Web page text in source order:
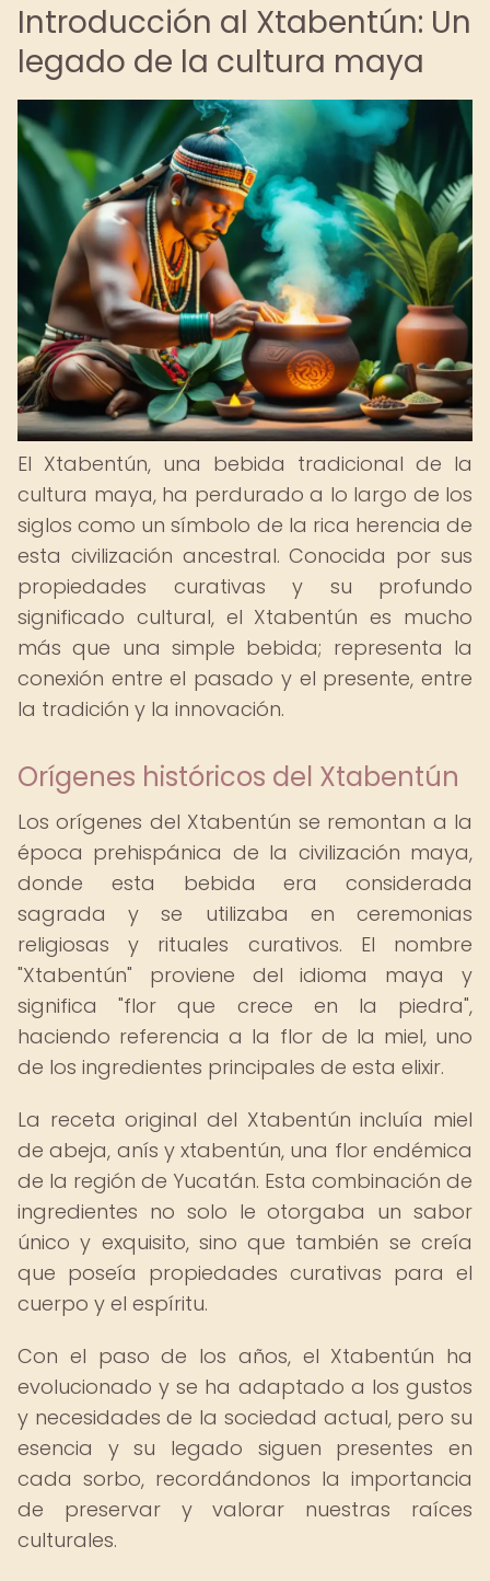
Introducción al Xtabentún: Un
legado de la cultura maya
El Xtabentún, una bebida tradicional de la
cultura maya, ha perdurado a lo largo de los
siglos como un símbolo de la rica herencia de
esta civilización ancestral. Conocida por sus
propiedades curativas y su profundo
significado cultural, el Xtabentún es mucho
más que una simple bebida; representa la
conexión entre el pasado y el presente, entre
la tradición y la innovación.
Orígenes históricos del Xtabentún
Los orígenes del Xtabentún se remontan a la
época prehispánica de la civilización maya,
donde esta bebida era considerada
sagrada y se utilizaba en ceremonias
religiosas y rituales curativos. El nombre
"Xtabentún" proviene del idioma maya y
significa "flor que crece en la piedra",
haciendo referencia a la flor de la miel, uno
de los ingredientes principales de esta elixir.
La receta original del Xtabentún incluía miel
de abeja, anís y xtabentún, una flor endémica
de la región de Yucatán. Esta combinación de
ingredientes no solo le otorgaba un sabor
único y exquisito, sino que también se creía
que poseía propiedades curativas para el
cuerpo y el espíritu.
Con el paso de los años, el Xtabentún ha
evolucionado y se ha adaptado a los gustos
y necesidades de la sociedad actual, pero su
esencia y su legado siguen presentes en
cada sorbo, recordándonos la importancia
de preservar y valorar nuestras raíces
culturales.